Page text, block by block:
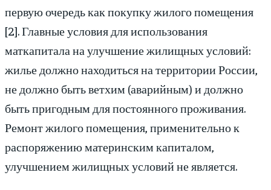
первую очередь как покупку жилого помещения
[2]. Главные условия для использования
маткапитала на улучшение жилищных условий:
жилье должно находиться на территории России,
не должно быть ветхим (аварийным) и должно
быть пригодным для постоянного проживания.
Ремонт жилого помещения, применительно к
распоряжению материнским капиталом,
улучшением жилищных условий не является.